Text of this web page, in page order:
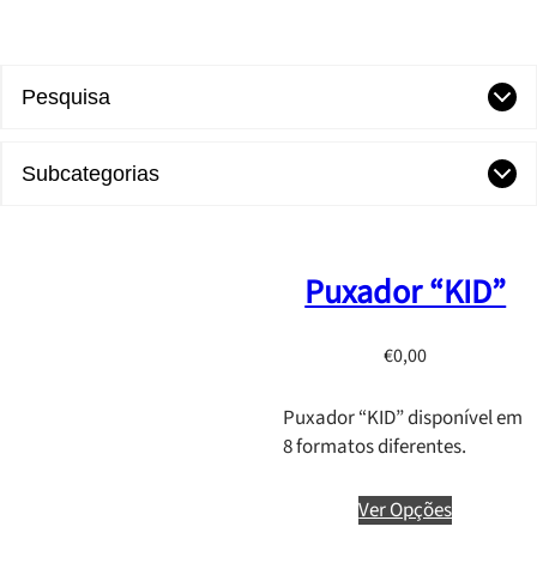
Pesquisa
Subcategorias
Puxador “KID”
€0,00
Puxador “KID” disponível em
8 formatos diferentes.
Ver Opções